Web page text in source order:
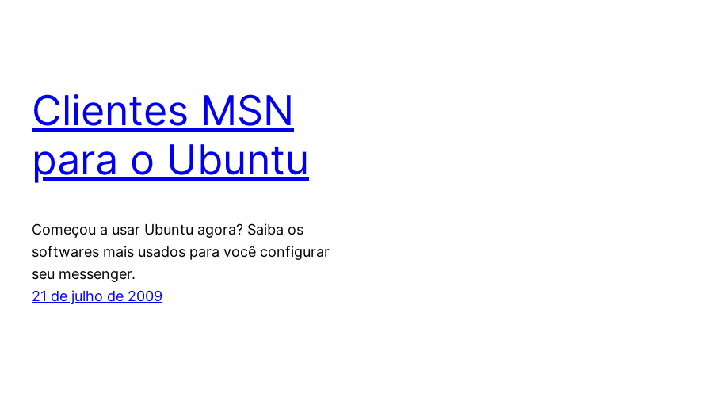
Clientes MSN
para o Ubuntu
Começou a usar Ubuntu agora? Saiba os
softwares mais usados para você configurar
seu messenger.
21 de julho de 2009